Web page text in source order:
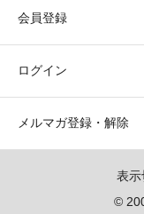
会員登録
ログイン
メルマガ登録・解除
表示
©